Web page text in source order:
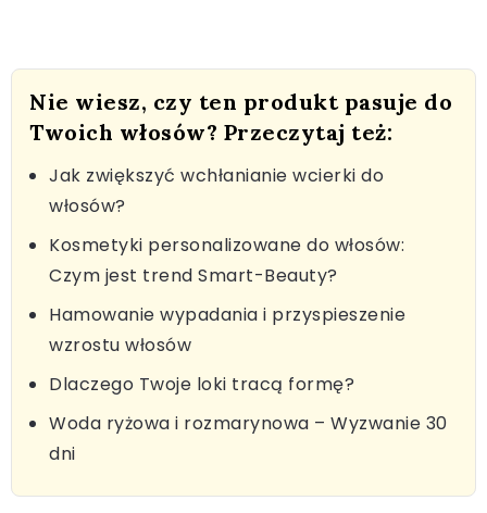
Nie wiesz, czy ten produkt pasuje do
Twoich włosów? Przeczytaj też:
Jak zwiększyć wchłanianie wcierki do
włosów?
Kosmetyki personalizowane do włosów:
Czym jest trend Smart-Beauty?
Hamowanie wypadania i przyspieszenie
wzrostu włosów
Dlaczego Twoje loki tracą formę?
Woda ryżowa i rozmarynowa – Wyzwanie 30
dni